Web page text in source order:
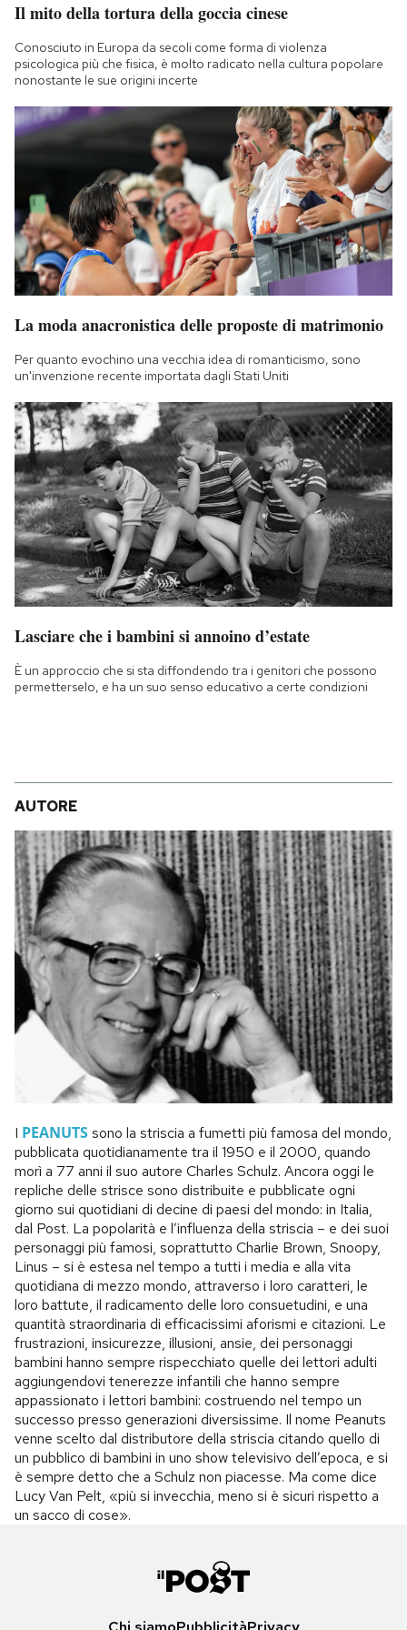
Notifiche mobile
Hai bisogno di aiuto?
Esci
Il mito della tortura della goccia cinese
Conosciuto in Europa da secoli come forma di violenza
psicologica più che fisica, è molto radicato nella cultura popolare
nonostante le sue origini incerte
La moda anacronistica delle proposte di matrimonio
Per quanto evochino una vecchia idea di romanticismo, sono
un'invenzione recente importata dagli Stati Uniti
Lasciare che i bambini si annoino d’estate
È un approccio che si sta diffondendo tra i genitori che possono
permetterselo, e ha un suo senso educativo a certe condizioni
AUTORE
I PEANUTSsono la striscia a fumetti più famosa del mondo,
pubblicata quotidianamente tra il 1950 e il 2000, quando
morì a 77 anni il suo autore Charles Schulz. Ancora oggi le
repliche delle strisce sono distribuite e pubblicate ogni
giorno sui quotidiani di decine di paesi del mondo: in Italia,
dal Post. La popolarità e l’influenza della striscia – e dei suoi
personaggi più famosi, soprattutto Charlie Brown, Snoopy,
Linus – si è estesa nel tempo a tutti i media e alla vita
quotidiana di mezzo mondo, attraverso i loro caratteri, le
loro battute, il radicamento delle loro consuetudini, e una
quantità straordinaria di efficacissimi aforismi e citazioni. Le
frustrazioni, insicurezze, illusioni, ansie, dei personaggi
bambini hanno sempre rispecchiato quelle dei lettori adulti
aggiungendovi tenerezze infantili che hanno sempre
appassionato i lettori bambini: costruendo nel tempo un
successo presso generazioni diversissime. Il nome Peanuts
venne scelto dal distributore della striscia citando quello di
un pubblico di bambini in uno show televisivo dell’epoca, e si
è sempre detto che a Schulz non piacesse. Ma come dice
Lucy Van Pelt, «più si invecchia, meno si è sicuri rispetto a
un sacco di cose».